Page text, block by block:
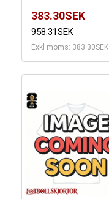
383.30SEK
958.31SEK
Exkl moms: 383.30SEK